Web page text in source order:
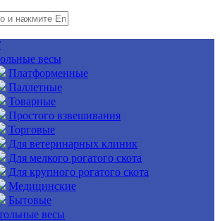
весы
Платформенные
Паллетные
Товарные
Простого взвешивания
Торговые
Для ветеринарных клиник
Для мелкого рогатого скота
Для крупного рогатого скота
Медицинские
Бытовые
весы